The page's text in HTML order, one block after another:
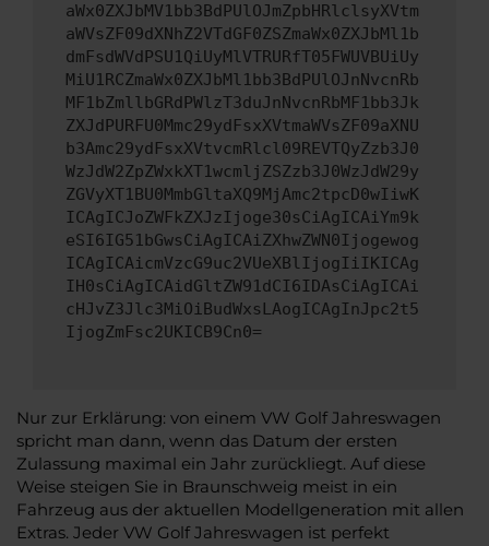
aWx0ZXJbMV1bb3BdPUlOJmZpbHRlclsyXVtm
aWVsZF09dXNhZ2VTdGF0ZSZmaWx0ZXJbMl1b
dmFsdWVdPSU1QiUyMlVTRURfT05FWUVBUiUy
MiU1RCZmaWx0ZXJbMl1bb3BdPUlOJnNvcnRb
MF1bZmllbGRdPWlzT3duJnNvcnRbMF1bb3Jk
ZXJdPURFU0Mmc29ydFsxXVtmaWVsZF09aXNU
b3Amc29ydFsxXVtvcmRlcl09REVTQyZzb3J0
WzJdW2ZpZWxkXT1wcmljZSZzb3J0WzJdW29y
ZGVyXT1BU0MmbGltaXQ9MjAmc2tpcD0wIiwK
ICAgICJoZWFkZXJzIjoge30sCiAgICAiYm9k
eSI6IG51bGwsCiAgICAiZXhwZWN0Ijogewog
ICAgICAicmVzcG9uc2VUeXBlIjogIiIKICAg
IH0sCiAgICAidGltZW91dCI6IDAsCiAgICAi
cHJvZ3Jlc3MiOiBudWxsLAogICAgInJpc2t5
IjogZmFsc2UKICB9Cn0=
Nur zur Erklärung: von einem VW Golf Jahreswagen
spricht man dann, wenn das Datum der ersten
Zulassung maximal ein Jahr zurückliegt. Auf diese
Weise steigen Sie in Braunschweig meist in ein
Fahrzeug aus der aktuellen Modellgeneration mit allen
Extras. Jeder VW Golf Jahreswagen ist perfekt